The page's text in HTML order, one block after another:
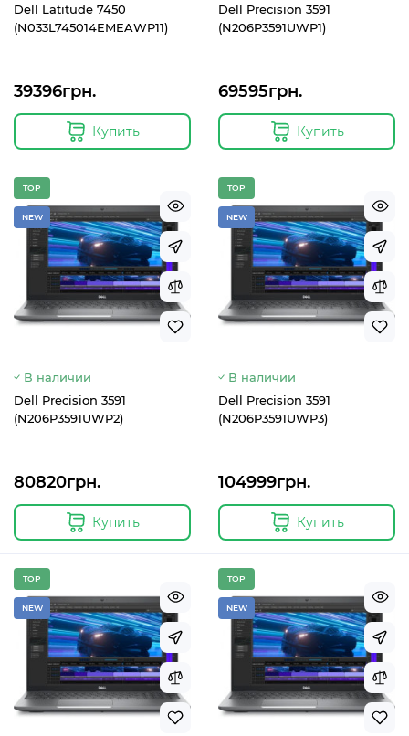
Dell Latitude 7450
(N033L745014EMEAWP11)
39396грн.
Купить
Dell Precision 3591
(N206P3591UWP1)
69595грн.
Купить
TOP
NEW
В наличии
Dell Precision 3591
(N206P3591UWP2)
80820грн.
Купить
TOP
NEW
В наличии
Dell Precision 3591
(N206P3591UWP3)
104999грн.
Купить
TOP
NEW
TOP
NEW